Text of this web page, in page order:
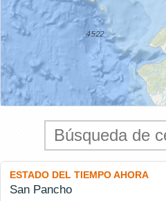
ESTADO DEL TIEMPO AHORA
San Pancho